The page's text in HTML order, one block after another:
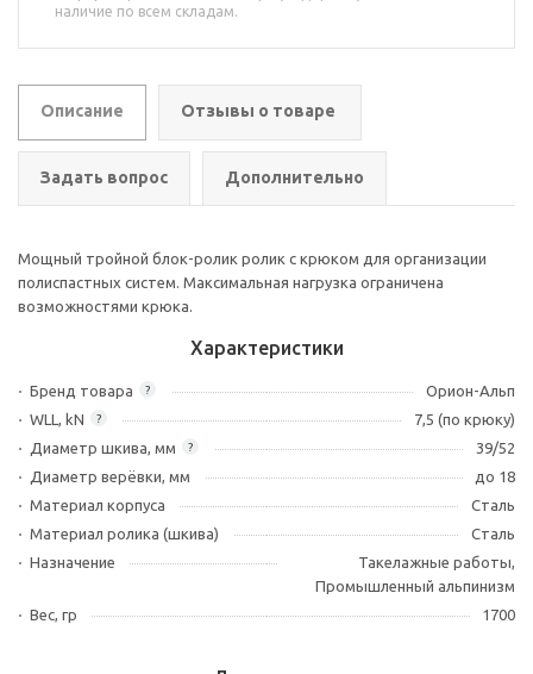
наличие по всем складам.
Описание Отзывы о товаре
Задать вопрос Дополнительно
Мощный тройной блок-ролик ролик с крюком для организации
полиспастных систем. Максимальная нагрузка ограничена
возможностями крюка.
Характеристики
?
Бренд товара Орион-Альп
?
WLL, kN 7,5 (по крюку)
?
Диаметр шкива, мм
39/52
Диаметр верёвки, мм
до 18
Материал корпуса
Сталь
Материал ролика (шкива)
Сталь
Назначение
Такелажные работы,
Промышленный альпинизм
Вес, гр
1700